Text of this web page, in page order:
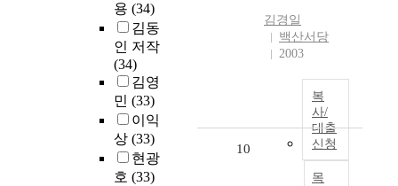
용 (34)
김동
인 저작
(34)
김영
민 (33)
이익
상 (33)
현광
호 (33)
김경일
백산서당
2003
복
사/
대출
신청
목
10